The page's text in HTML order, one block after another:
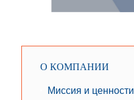
О КОМПАНИИ
Миссия и ценности